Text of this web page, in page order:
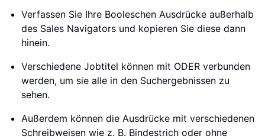
Verfassen Sie Ihre Booleschen Ausdrücke außerhalb
des Sales Navigators und kopieren Sie diese dann
hinein.
Verschiedene Jobtitel können mit ODER verbunden
werden, um sie alle in den Suchergebnissen zu
sehen.
Außerdem können die Ausdrücke mit verschiedenen
Schreibweisen wie z. B. Bindestrich oder ohne